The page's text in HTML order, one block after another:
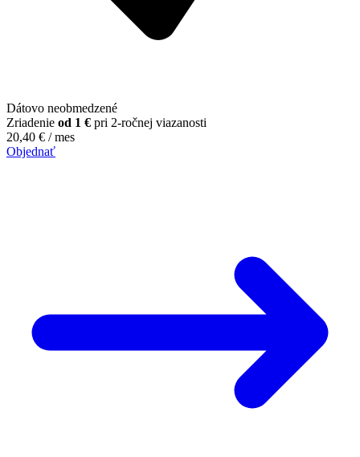
Dátovo neobmedzené
Zriadenie od 1 € pri 2-ročnej viazanosti
20,40 € / mes
Objednať